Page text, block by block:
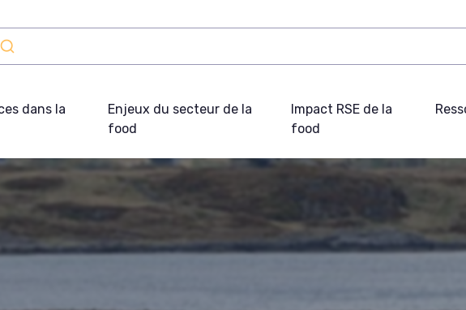
dans la
Enjeux du secteur de la
food
Impact RSE de la
food